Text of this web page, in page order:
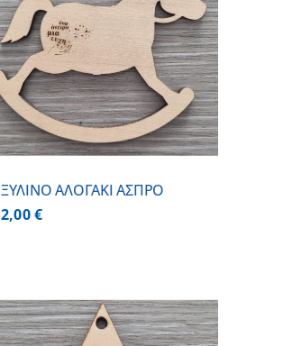
ΞΥΛΙΝΟ ΑΛΟΓΑΚΙ ΑΣΠΡΟ
2,00€